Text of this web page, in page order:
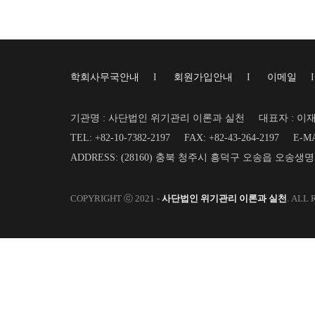
학회사무국안내 I 회원가입안내 I 이메일
기관명 : 사단법인 위기관리 이론과 실천
대표자 : 이
TEL: +82-10-7382-2197
FAX: +82-43-264-2197
E-
ADDRESS: (28160) 충북 청주시 흥덕구 오송읍 오송생
COPYRIGHT ⓒ 2021 - 사단법인 위기관리 이론과 실천 . ALL